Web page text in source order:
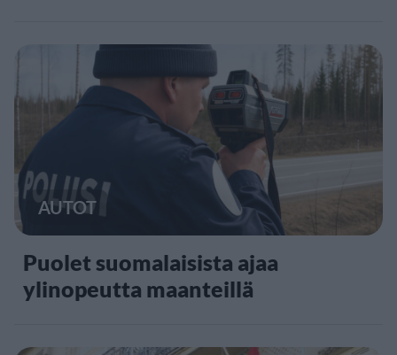
AUTOT
Puolet suomalaisista ajaa
ylinopeutta maanteillä